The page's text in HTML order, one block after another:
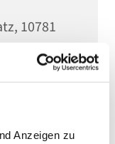
Anzeigen zu
10781